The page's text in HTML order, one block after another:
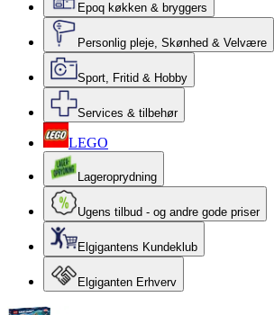
Epoq køkken & bryggers
Personlig pleje, Skønhed & Velvære
Sport, Fritid & Hobby
Services & tilbehør
LEGO
Lageroprydning
Ugens tilbud - og andre gode priser
Elgigantens Kundeklub
Elgiganten Erhverv